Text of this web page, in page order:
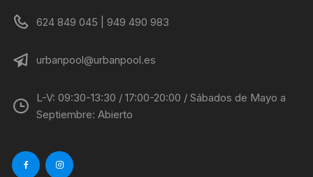
624 849 045 | 949 490 983
urbanpool@urbanpool.es
L-V: 09:30-13:30 / 17:00-20:00 / Sábados de Mayo a
Septiembre: Abierto